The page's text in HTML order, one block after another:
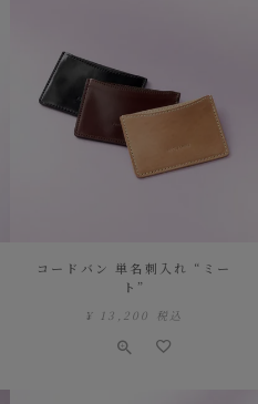
コードバン 単名刺入れ “ミー
ト”
¥ 13,200 税込